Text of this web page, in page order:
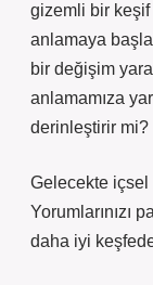
gizemli bir keşif
anlamaya
bir değişim
anlamamıza
derinleştirir mi?
Gelecekte içsel
Yorumlarınızı
daha iyi